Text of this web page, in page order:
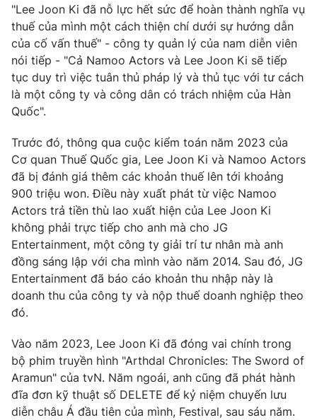
VTV4 Vươn mình bằng AI
VTV9 VTV8
Liên hệ tòa soạn English
THỜI BÁO VTV
Theo dõi báo trên
Cơ quan chủ quản:Đài Truyền hình Việt Nam
Cơ quan báo chí:Thời báo VTV
Giấy phép hoạt động báo in và báo điện tử số 483/GP-BTTTT
Tổng Biên tập:Vũ Thanh Thủy
Phó Tổng Biên tập: Nguyễn Thị Mỹ Hạnh, Phạm Quốc Thắng,
Nguyễn Trọng Ninh
Tổng đài VTV: 024.38 355 931 - 024.38 355 932
"Lee Joon Ki đã nỗ lực hết sức để hoàn thành nghĩa vụ
thuế của mình một cách thiện chí dưới sự hướng dẫn
của cố vấn thuế" - công ty quản lý của nam diễn viên
nói tiếp - "Cả Namoo Actors và Lee Joon Ki sẽ tiếp
tục duy trì việc tuân thủ pháp lý và thủ tục với tư cách
là một công ty và công dân có trách nhiệm của Hàn
Quốc".
Trước đó, thông qua cuộc kiểm toán năm 2023 của
Cơ quan Thuế Quốc gia, Lee Joon Ki và Namoo Actors
đã bị đánh giá thêm các khoản thuế lên tới khoảng
900 triệu won. Điều này xuất phát từ việc Namoo
Actors trả tiền thù lao xuất hiện của Lee Joon Ki
không phải trực tiếp cho anh mà cho JG
Entertainment, một công ty giải trí tư nhân mà anh
đồng sáng lập với cha mình vào năm 2014. Sau đó, JG
Entertainment đã báo cáo khoản thu nhập này là
doanh thu của công ty và nộp thuế doanh nghiệp theo
đó.
Vào năm 2023, Lee Joon Ki đã đóng vai chính trong
bộ phim truyền hình "Arthdal ​​Chronicles: The Sword of
Aramun" của tvN. Năm ngoái, anh cũng đã phát hành
đĩa đơn kỹ thuật số DELETE để kỷ niệm chuyến lưu
diễn châu Á đầu tiên của mình, Festival, sau sáu năm.